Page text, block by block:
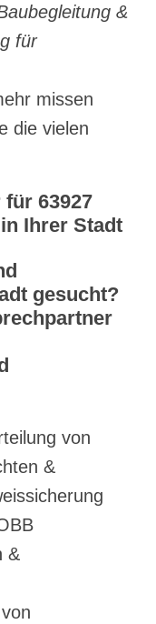
&
für
missen
die vielen
63927
Ihrer Stadt
gesucht?
von
&
&